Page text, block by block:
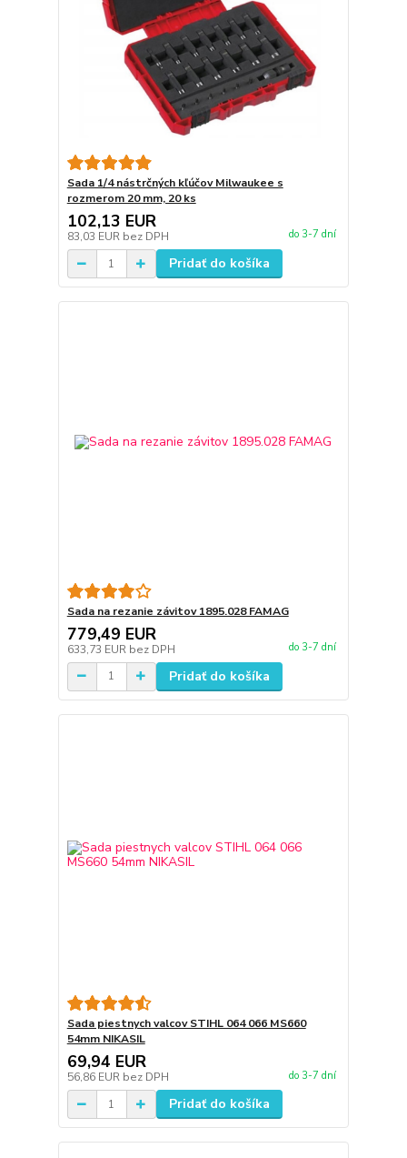
Sada 1/4 nástrčných kľúčov Milwaukee s
rozmerom 20 mm, 20 ks
102,13 EUR
83,03 EUR bez DPH do 3-7 dní
Pridať do košíka
Sada na rezanie závitov 1895.028 FAMAG
779,49 EUR
633,73 EUR bez DPH do 3-7 dní
Pridať do košíka
Sada piestnych valcov STIHL 064 066 MS660
54mm NIKASIL
69,94 EUR
56,86 EUR bez DPH do 3-7 dní
Pridať do košíka